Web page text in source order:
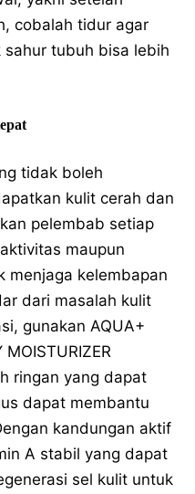
cobalah tidur agar
tubuh bisa lebih
tidak boleh
kulit cerah dan
pelembab setiap
maupun
menjaga kelembapan
dari masalah kulit
gunakan AQUA+
MOISTURIZER
ringan yang dapat
dapat membantu
kandungan aktif
A stabil yang dapat
sel kulit untuk